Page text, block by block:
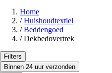
Home
/ Huishoudtextiel
/ Beddengoed
/ Dekbedovertrek
Filters
Binnen 24 uur verzonden